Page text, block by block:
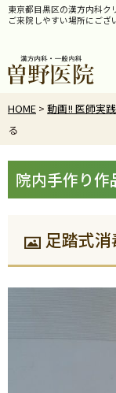
東京都目黒区の漢方内科ク
ご来院しやすい場所にござ
HOME >動画!! 医師実
る
院内手作り作
足踏式